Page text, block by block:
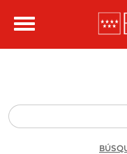
Toggle